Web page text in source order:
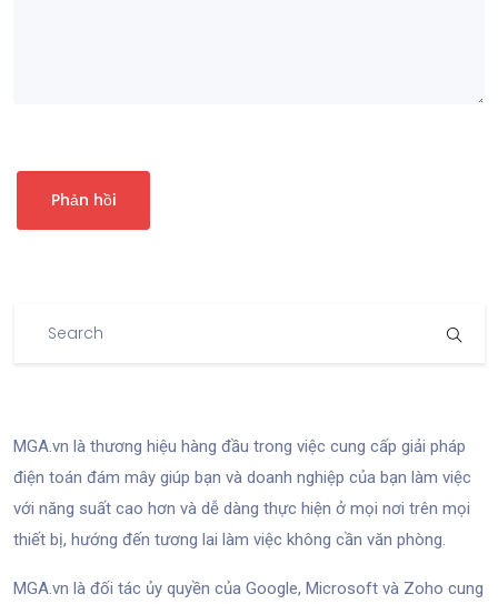
MGA.vn là thương hiệu hàng đầu trong việc cung cấp giải pháp
điện toán đám mây giúp bạn và doanh nghiệp của bạn làm việc
với năng suất cao hơn và dễ dàng thực hiện ở mọi nơi trên mọi
thiết bị, hướng đến tương lai làm việc không cần văn phòng.
MGA.vn là đối tác ủy quyền của Google, Microsoft và Zoho cung